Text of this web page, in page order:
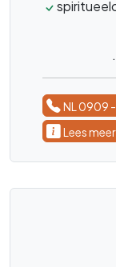
NL 0909
Lees meer